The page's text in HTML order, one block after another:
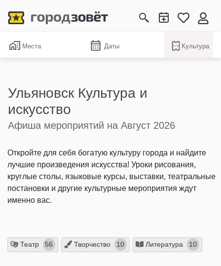
Места Даты Культура
Ульяновск Культура и
искусство
Афиша мероприятий на Август 2026
Откройте для себя богатую культуру города и найдите
лучшие произведения искусства! Уроки рисования,
круглые столы, языковые курсы, выставки, театральные
постановки и другие культурные мероприятия ждут
именно вас.
56
Театр 10
Творчество 10
Литература